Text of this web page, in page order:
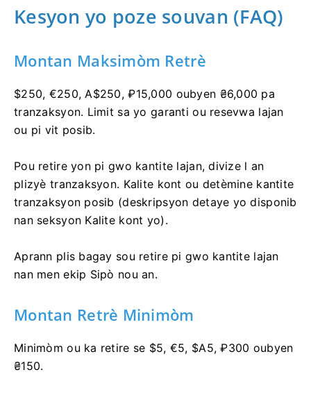
Montan Maksimòm Retrè
$250, €250, A$250, ₽15,000 oubyen ₴6,000 pa
tranzaksyon. Limit sa yo garanti ou resevwa lajan
Pou retire yon pi gwo kantite lajan, divize l an
plizyè tranzaksyon. Kalite kont ou detèmine kantite
tranzaksyon posib (deskripsyon detaye yo disponib
Aprann plis bagay sou retire pi gwo kantite lajan
Montan Retrè Minimòm
Minimòm ou ka retire se $5, €5, $A5, ₽300 oubyen